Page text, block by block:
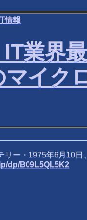
情報
IT業界
マイク
リー・1975年6月10
dp/B09L5QL5K2